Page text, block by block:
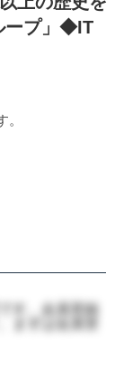
ープ」◆IT
す。会員登録